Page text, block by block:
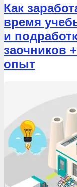
Как
время
и
заочников
опыт